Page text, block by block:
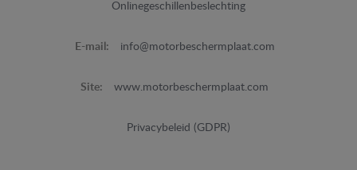
Onlinegeschillenbeslechting
E-mail: info@motorbeschermplaat.com
Site: www.motorbeschermplaat.com
Privacybeleid (GDPR)